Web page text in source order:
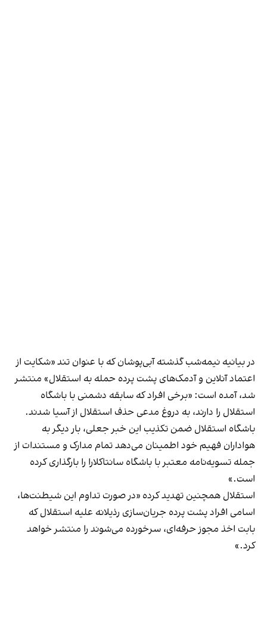
در بیانیه نیمه‌شب گذشته آبی‌پوشان که با عنوان تند «شکایت از
اعتماد آنلاین و آدمک‌های پشت پرده حمله به استقلال» منتشر
شد،‌ آمده است: «برخی افراد که سابقه دشمنی با باشگاه
استقلال را دارند، به دروغ مدعی حذف استقلال از آسیا شدند.
باشگاه استقلال ضمن تکذیب این خبر جعلی، بار دیگر به
هواداران فهیم خود اطمینان می‌دهد تمام مدارک و مستندات از
جمله تسویه‌نامه معتبر با باشگاه سانتاکلارا را بارگذاری کرده
است.»
استقلال همچنین تهدید کرده «در صورت تداوم این شیطنت‌ها،
اسامی افراد پشت پرده جریان‌سازی رذیلانه علیه استقلال که
بابت اخذ مجوز حرفه‌ای، سرخورده می‌شوند را منتشر خواهد
کرد.»